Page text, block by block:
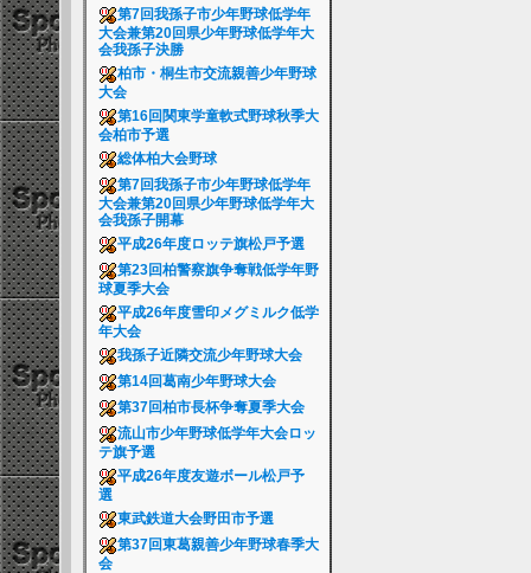
第7回我孫子市少年野球低学年
大会兼第20回県少年野球低学年大
会我孫子決勝
柏市・桐生市交流親善少年野球
大会
第16回関東学童軟式野球秋季大
会柏市予選
総体柏大会野球
第7回我孫子市少年野球低学年
大会兼第20回県少年野球低学年大
会我孫子開幕
平成26年度ロッテ旗松戸予選
第23回柏警察旗争奪戦低学年野
球夏季大会
平成26年度雪印メグミルク低学
年大会
我孫子近隣交流少年野球大会
第14回葛南少年野球大会
第37回柏市長杯争奪夏季大会
流山市少年野球低学年大会ロッ
テ旗予選
平成26年度友遊ボール松戸予
選
東武鉄道大会野田市予選
第37回東葛親善少年野球春季大
会